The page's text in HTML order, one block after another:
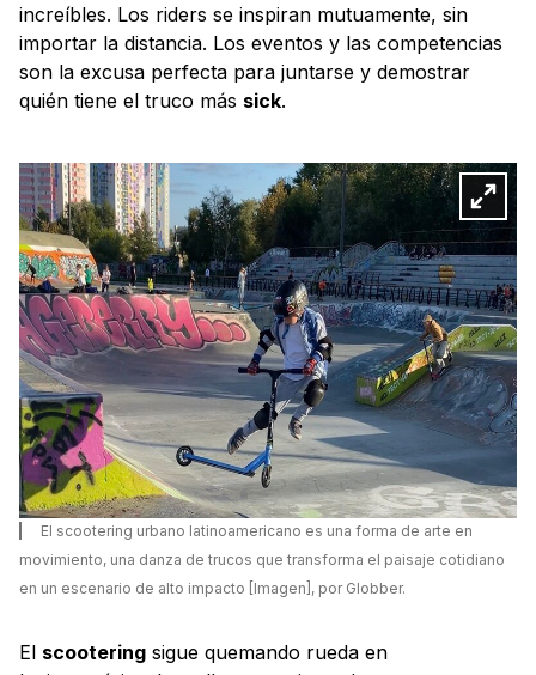
increíbles. Los riders se inspiran mutuamente, sin
importar la distancia. Los eventos y las competencias
son la excusa perfecta para juntarse y demostrar
quién tiene el truco más sick.
El scootering urbano latinoamericano es una forma de arte en
movimiento, una danza de trucos que transforma el paisaje cotidiano
en un escenario de alto impacto [Imagen], por Globber.
El scootering sigue quemando rueda en